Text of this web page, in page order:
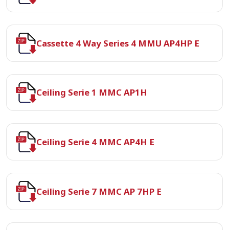
Cassette 4 Way Series 4 MMU AP4HP E
Ceiling Serie 1 MMC AP1H
Ceiling Serie 4 MMC AP4H E
Ceiling Serie 7 MMC AP 7HP E